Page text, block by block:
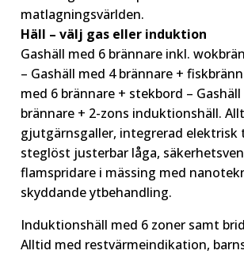
matlagningsvärlden.
Häll – välj gas eller induktion
Gashäll med 6 brännare inkl.
– Gashäll med 4 brännare +
med 6 brännare + stekbord –
brännare + 2-zons induktionshäll.
gjutgärnsgaller, integrerad elektrisk
steglöst justerbar låga,
flamspridare i mässing med
skyddande ytbehandling.
Induktionshäll med 6 zoner samt
Alltid med restvärmeindikation,